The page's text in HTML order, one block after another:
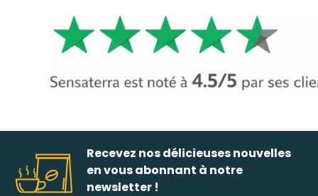
Recevez nos délicieuses nouvelles
en vous abonnant à notre
newsletter !